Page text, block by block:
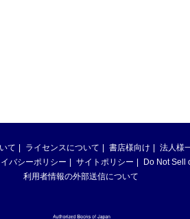
て ライセンスについて 書店様向け 法人様
バシーポリシー サイトポリシー
Do Not Sell
利用者情報の外部送信について